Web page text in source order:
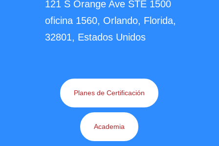
121 S Orange Ave STE 1500
oficina 1560, Orlando, Florida,
32801, Estados Unidos
Planes de Certificación
Academia